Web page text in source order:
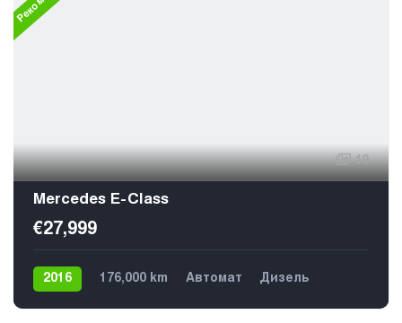
19
Mercedes E-Class
€27,999
2016 176,000 km Автомат
Дизель